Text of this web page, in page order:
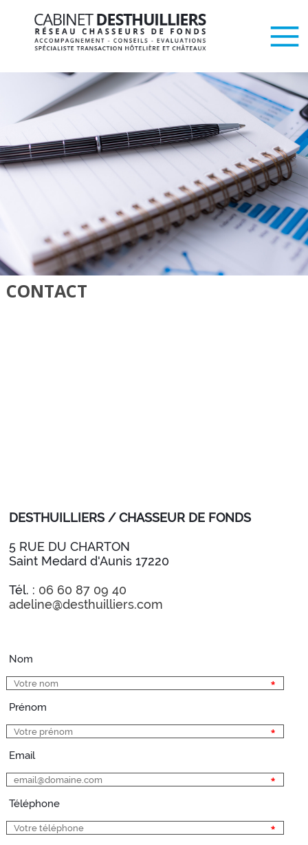
CONTACT
DESTHUILLIERS / CHASSEUR DE FONDS
5 RUE DU CHARTON
Saint Medard d'Aunis 17220
Tél. : 06 60 87 09 40
adeline@desthuilliers.com
Nom
Prénom
Email
Téléphone